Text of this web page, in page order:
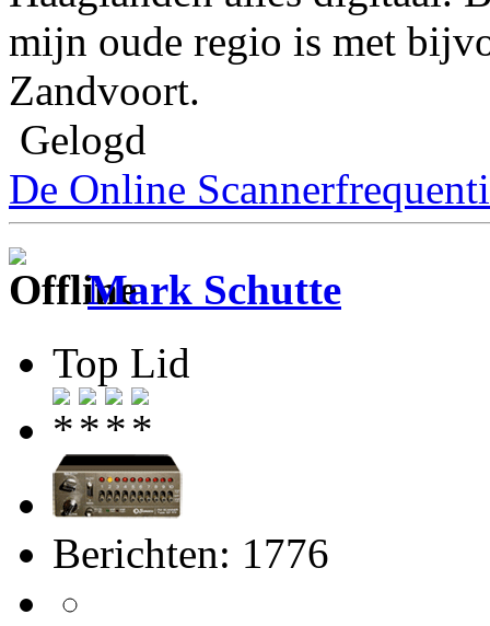
mijn oude regio is met
Zandvoort.
Gelogd
De Online
Mark Schutte
Top Lid
Berichten: 1776